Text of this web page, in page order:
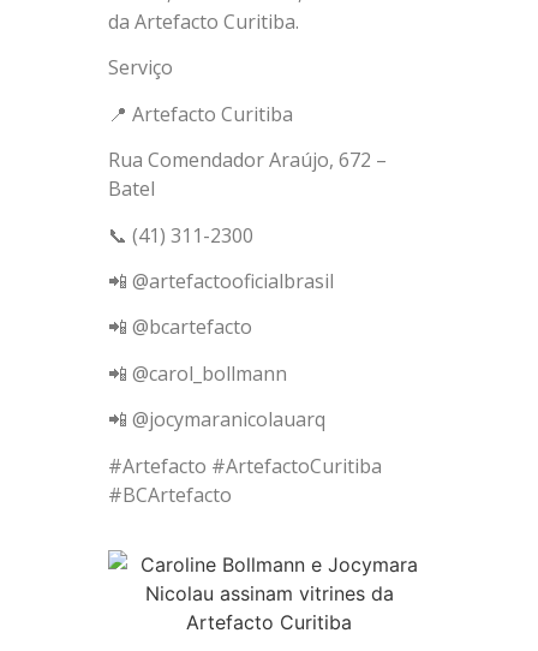
da Artefacto Curitiba.
Serviço
📍 Artefacto Curitiba
Rua Comendador Araújo, 672 –
Batel
📞 (41) 311-2300
📲 @artefactooficialbrasil
📲 @bcartefacto
📲 @carol_bollmann
📲 @jocymaranicolauarq
#Artefacto #ArtefactoCuritiba
#BCArtefacto